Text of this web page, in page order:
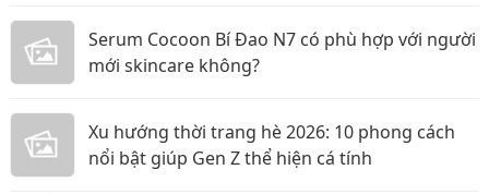
Serum Cocoon Bí Đao N7 có phù hợp với người
mới skincare không?
Xu hướng thời trang hè 2026: 10 phong cách
nổi bật giúp Gen Z thể hiện cá tính